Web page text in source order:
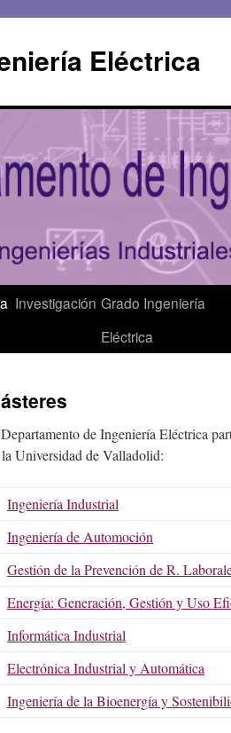
Eléctrica
Investigación Grado Ingeniería
Eléctrica
de Ingeniería Eléctrica
Universidad de Valladolid:
Ingeniería Industrial
Ingeniería de Automoción
Gestión de la Prevención de R.
Energía: Generación, Gestión y Uso
Informática Industrial
Electrónica Industrial y Automática
Ingeniería de la Bioenergía y